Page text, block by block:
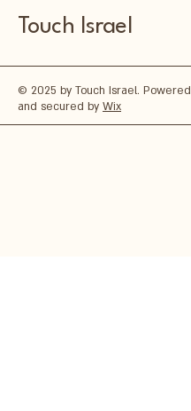
Touch Israel
© 2025 by Touch Israel. Powered
and secured by Wix